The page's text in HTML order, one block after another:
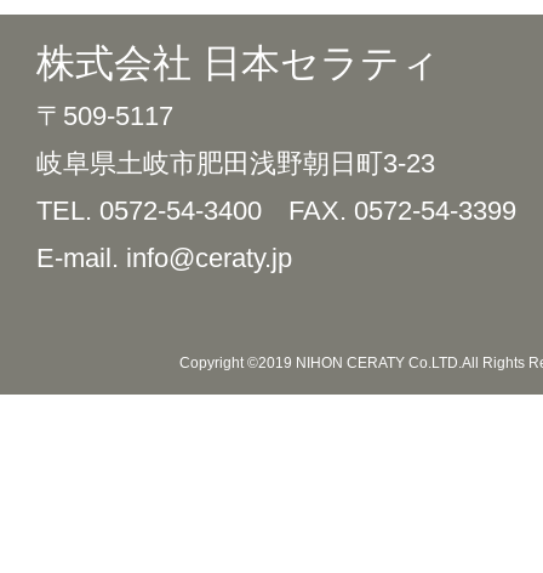
株式会社 日本セラティ
〒509-5117
岐阜県土岐市肥田浅野朝日町3-23
TEL. 0572-54-3400 FAX. 0572-54-3399
E-mail. info@ceraty.jp
Copyright ©2019 NIHON CERATY Co.LTD.All Rights